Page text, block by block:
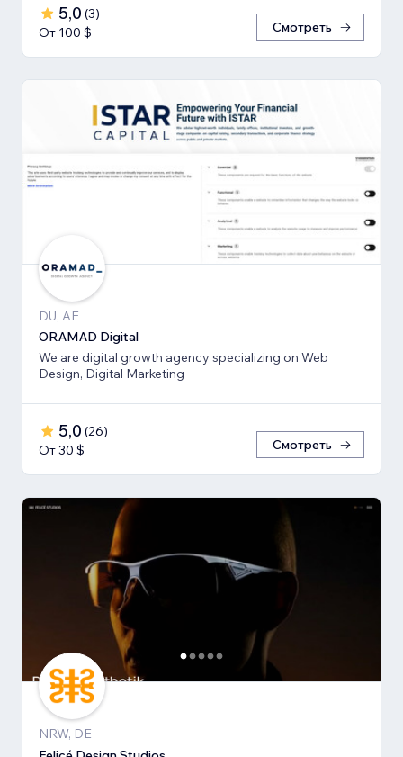
5,0 (3)
От 100 $
Смотреть
DU, AE
ORAMAD Digital
We are digital growth agency specializing on Web
Design, Digital Marketing
5,0 (26)
От 30 $
Смотреть
NRW, DE